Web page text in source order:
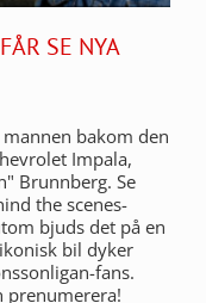
SE NYA
bakom den
Impala,
Brunnberg. Se
the scenes-
bjuds det på en
bil dyker
fans.
prenumerera!